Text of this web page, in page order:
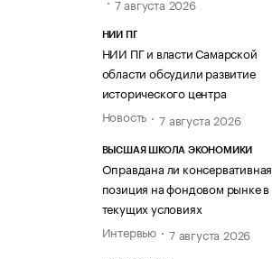
7 августа 2026
НИИ ПГ
НИИ ПГ и власти Самарской
области обсудили развитие
исторического центра
Новость
7 августа 2026
ВЫСШАЯ ШКОЛА ЭКОНОМИКИ
Оправдана ли консервативная
позиция на фондовом рынке в
текущих условиях
Интервью
7 августа 2026